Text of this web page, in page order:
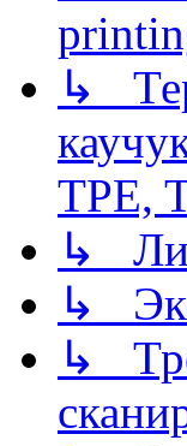
↳
TPE,
↳
↳
↳